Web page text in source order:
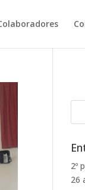
2º
26